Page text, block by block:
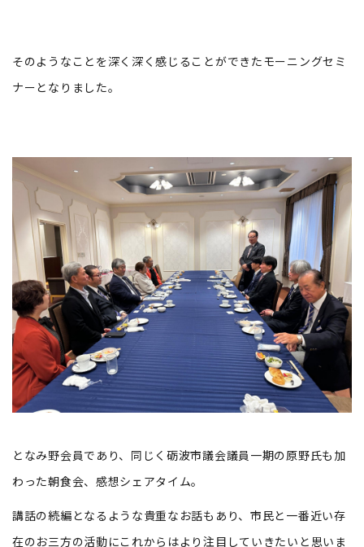
そのようなことを深く深く感じることができたモーニングセミ
ナーとなりました。
となみ野会員であり、同じく砺波市議会議員一期の原野氏も加
わった朝食会、感想シェアタイム。
講話の続編となるような貴重なお話もあり、市民と一番近い存
在のお三方の活動にこれからはより注目していきたいと思いま